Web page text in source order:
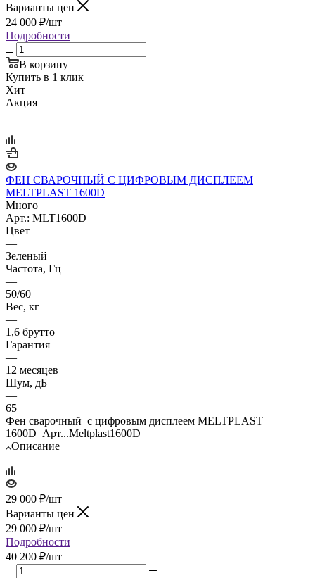
Варианты цен
24 000 ₽/шт
Подробности
В корзину
Купить в 1 клик
Хит
Акция
ФЕН СВАРОЧНЫЙ С ЦИФРОВЫМ ДИСПЛЕЕМ
MELTPLAST 1600D
Много
Арт.: MLT1600D
Цвет
—
Зеленый
Частота, Гц
—
50/60
Вес, кг
—
1,6 брутто
Гарантия
—
12 месяцев
Шум, дБ
—
65
Фен сварочный с цифровым дисплеем MELTPLAST
1600D Арт...Meltplast1600D
Описание
29 000 ₽/шт
Варианты цен
29 000 ₽/шт
Подробности
40 200 ₽/шт